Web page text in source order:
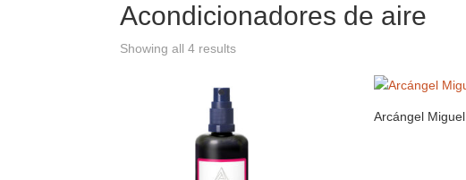
Acondicionadores de aire
Showing all 4 results
Arcángel Miguel